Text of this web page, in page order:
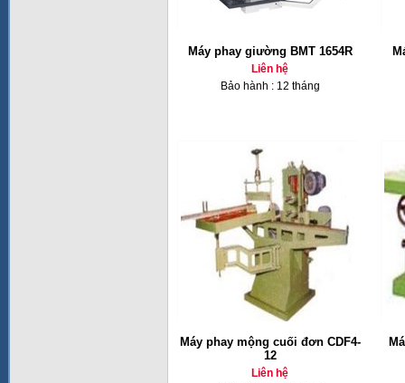
Máy phay giường BMT 1654R
Liên hệ
Bảo hành : 12 tháng
Máy phay mộng cuối đơn CDF4-
12
Liên hệ